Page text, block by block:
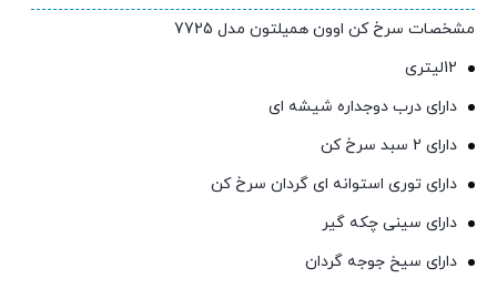
مشخصات سرخ کن اوون همیلتون مدل 7725
12لیتری
دارای درب دوجداره شیشه ای
دارای 2 سبد سرخ کن
دارای توری استوانه ای گردان سرخ کن
دارای سینی چکه گیر
دارای سیخ جوجه گردان